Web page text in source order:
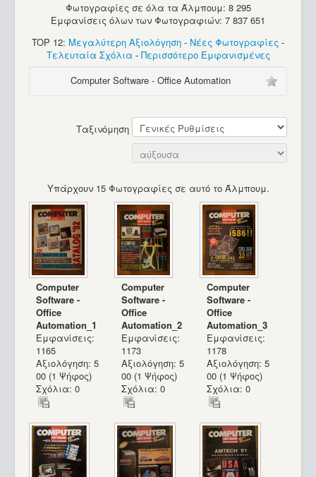
MSX Sakhr AX-170
Φωτογραφίες σε όλα τα Άλμπουμ: 8 295
Εμφανίσεις όλων των Φωτογραφιών: 7 837 651
TOP 12: Μεγαλύτερη Αξιολόγηση - Νέες Φωτογραφίες -
Τελευταία Σχόλια - Περισσότερο Εμφανισμένες
Computer Software - Office Automation
Ταξινόμηση
Υπάρχουν 15 Φωτογραφίες σε αυτό το Άλμπουμ.
Computer
Software -
Office
Automation_1
Εμφανίσεις:
1165
Αξιολόγηση: 5
00 (1 Ψήφος)
Σχόλια: 0
Computer
Software -
Office
Automation_2
Εμφανίσεις:
1173
Αξιολόγηση: 5
00 (1 Ψήφος)
Σχόλια: 0
Computer
Software -
Office
Automation_3
Εμφανίσεις:
1178
Αξιολόγηση: 5
00 (1 Ψήφος)
Σχόλια: 0